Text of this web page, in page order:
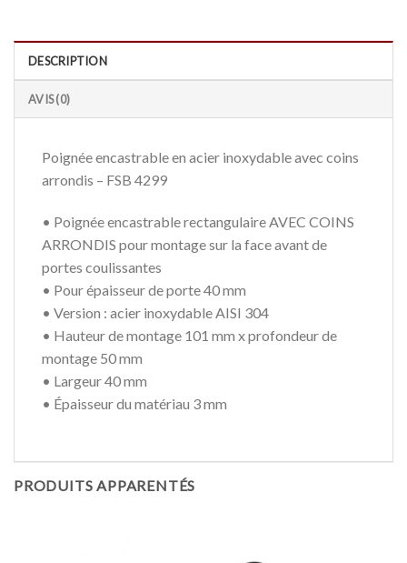
DESCRIPTION
AVIS (0)
Poignée encastrable en acier inoxydable avec coins
arrondis – FSB 4299
• Poignée encastrable rectangulaire AVEC COINS
ARRONDIS pour montage sur la face avant de
portes coulissantes
• Pour épaisseur de porte 40 mm
• Version : acier inoxydable AISI 304
• Hauteur de montage 101 mm x profondeur de
montage 50 mm
• Largeur 40 mm
• Épaisseur du matériau 3 mm
PRODUITS APPARENTÉS